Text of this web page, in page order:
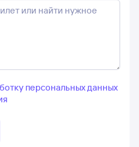
персональных данных